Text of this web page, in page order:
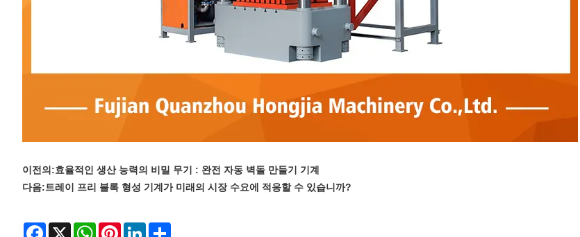
이전의:효율적인 생산 능력의 비밀 무기 : 완전 자동 벽돌 만들기 기계
다음:트레이 프리 블록 형성 기계가 미래의 시장 수요에 적응할 수 있습니까?
Facebook
X WhatsAppPinterestLinkedIn